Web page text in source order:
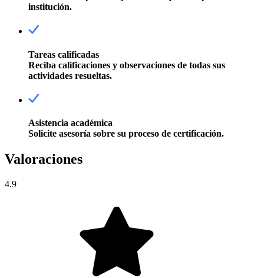
institución.
Tareas calificadas
Reciba calificaciones y observaciones de todas sus
actividades resueltas.
Asistencia académica
Solicite asesoría sobre su proceso de certificación.
Valoraciones
4.9